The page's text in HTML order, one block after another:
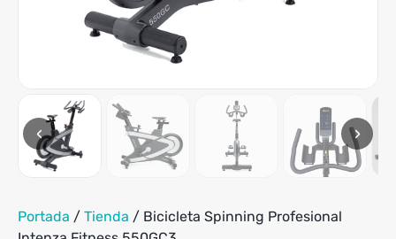
hasta
tiene
múltiples
variantes.
Las
pueden
elegir
en
de
producto
‹ ›
Portada / Tienda / Bicicleta Spinning Profesional